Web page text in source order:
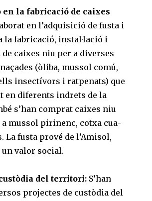
en la fabricació de caixes
en l’adquisició de fusta i
la fabricació, instal·lació i
caixes niu per a diverses
(òliba, mussol comú,
insectívors i ratpenats) que
en diferents indrets de la
s’han comprat caixes niu
mussol pirinenc, cotxa cua-
fusta prové de l’Amisol,
valor social.
del territori: S’han
projectes de custòdia del